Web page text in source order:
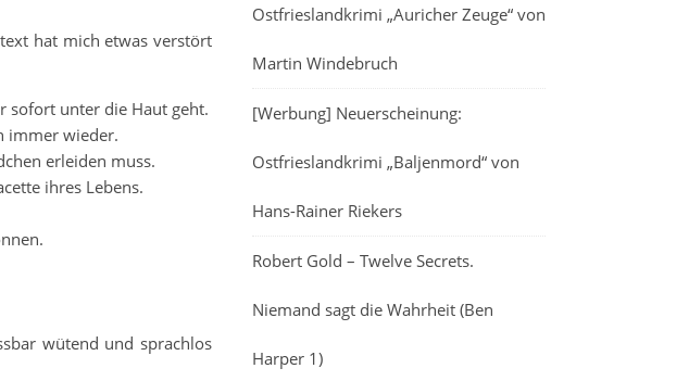
hat mich etwas verstört
sofort unter die Haut geht.
immer wieder.
erleiden muss.
ihres Lebens.
wütend und sprachlos
Ostfrieslandkrimi „Auricher Zeuge“ von
Martin Windebruch
[Werbung] Neuerscheinung:
Ostfrieslandkrimi „Baljenmord“ von
Hans-Rainer Riekers
Robert Gold – Twelve Secrets.
Niemand sagt die Wahrheit (Ben
Harper 1)